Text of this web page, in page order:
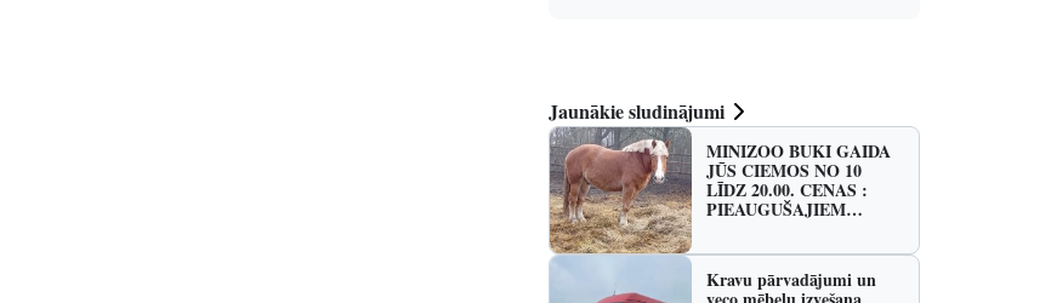
Jaunākie sludinājumi
MINIZOO BUKI GAIDA
JŪS CIEMOS NO 10
LĪDZ 20.00. CENAS :
PIEAUGUŠAJIEM…
Kravu pārvadājumi un